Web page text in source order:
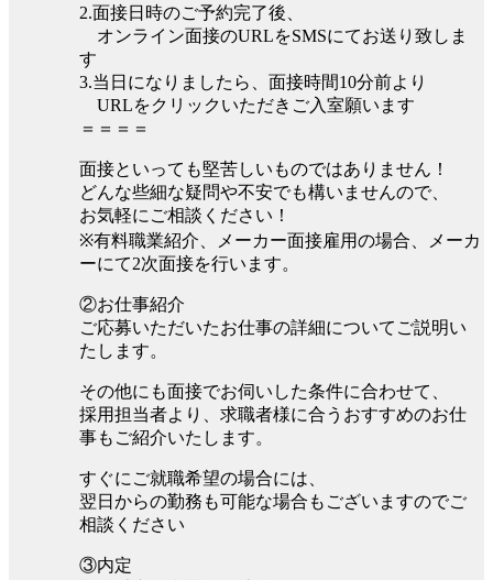
2.面接日時のご予約完了後、
オンライン面接のURLをSMSにてお送り致しま
す
3.当日になりましたら、面接時間10分前より
URLをクリックいただきご入室願います
＝＝＝＝
面接といっても堅苦しいものではありません！
どんな些細な疑問や不安でも構いませんので、
お気軽にご相談ください！
※有料職業紹介、メーカー面接雇用の場合、メーカ
ーにて2次面接を行います。
②お仕事紹介
ご応募いただいたお仕事の詳細についてご説明い
たします。
その他にも面接でお伺いした条件に合わせて、
採用担当者より、求職者様に合うおすすめのお仕
事もご紹介いたします。
すぐにご就職希望の場合には、
翌日からの勤務も可能な場合もございますのでご
相談ください
③内定